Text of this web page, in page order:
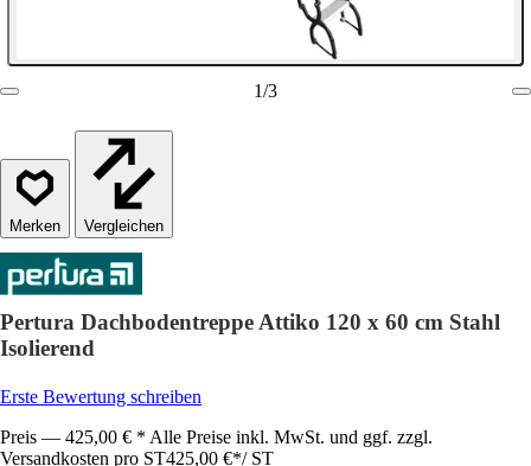
1/3
Vergleichen
Pertura Dachbodentreppe Attiko 120 x 60 cm Stahl
Isolierend
Erste Bewertung schreiben
Preis — 425,00 € * Alle Preise inkl. MwSt. und ggf. zzgl.
Versandkosten pro ST425,00 €*/ ST